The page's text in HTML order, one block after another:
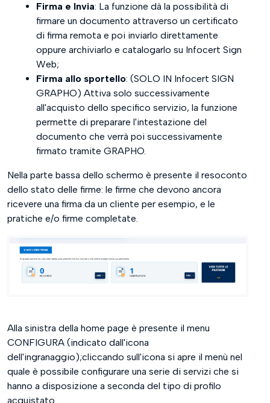
Firma e Invia: La funzione dà la possibilità di
firmare un documento attraverso un certificato
di firma remota e poi inviarlo direttamente
oppure archiviarlo e catalogarlo su Infocert Sign
Web;
Firma allo sportello: (SOLO IN Infocert SIGN
GRAPHO) Attiva solo successivamente
all'acquisto dello specifico servizio, la funzione
permette di preparare l'intestazione del
documento che verrà poi successivamente
firmato tramite GRAPHO.
Nella parte bassa dello schermo è presente il resoconto
dello stato delle firme: le firme che devono ancora
ricevere una firma da un cliente per esempio, e le
pratiche e/o firme completate.
Alla sinistra della home page è presente il menu
CONFIGURA (indicato dall'icona
dell'ingranaggio);cliccando sull'icona si apre il menù nel
quale è possibile configurare una serie di servizi che si
hanno a disposizione a seconda del tipo di profilo
acquistato.